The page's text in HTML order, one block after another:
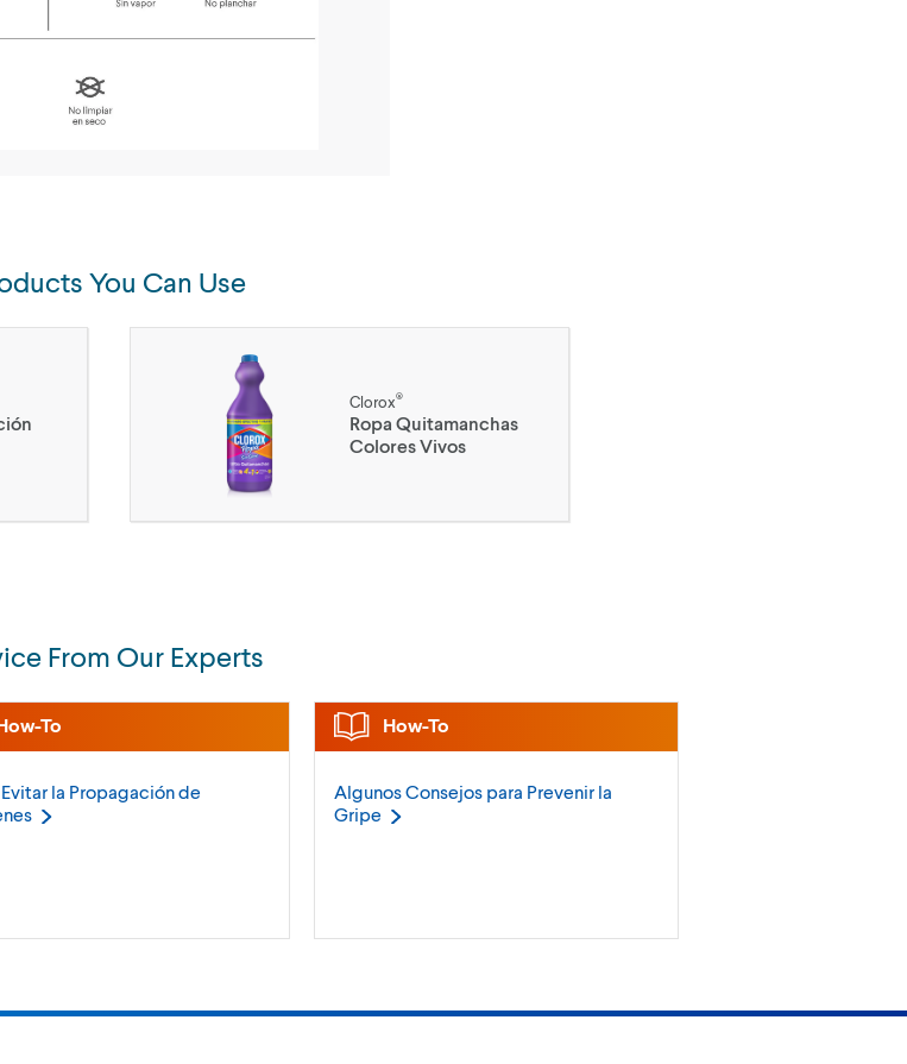
You Can Use
Clorox®
Ropa Quitamanchas
Colores Vivos
From Our Experts
To
la Propagación de
How-To
Algunos Consejos para Prevenir la
Gripe